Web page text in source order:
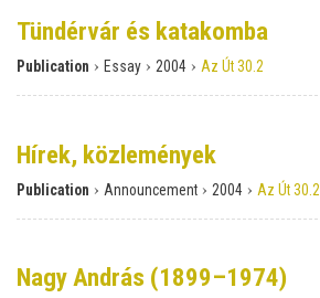
Tündérvár és katakomba
Publication › Essay › 2004 › Az Út 30.2
Hírek, közlemények
Publication › Announcement › 2004 › Az Út 30.2
Nagy András (1899–1974)